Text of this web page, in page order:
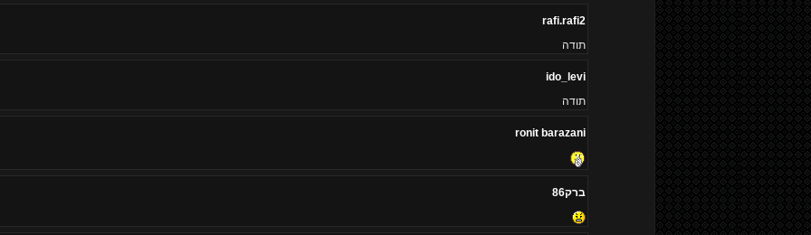
rafi.rafi2
תודה
ido_levi
תודה
ronit barazani
ברק86